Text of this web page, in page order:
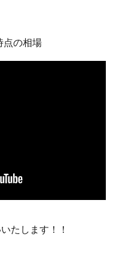
点の相場
たします！！